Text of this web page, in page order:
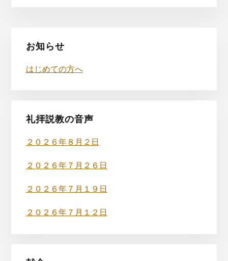
最
初
の
イ
ド
バ
ー
お知らせ
はじめての方へ
礼拝説教の音声
２０２６年８月２日
２０２６年７月２６日
２０２６年７月１９日
２０２６年７月１２日